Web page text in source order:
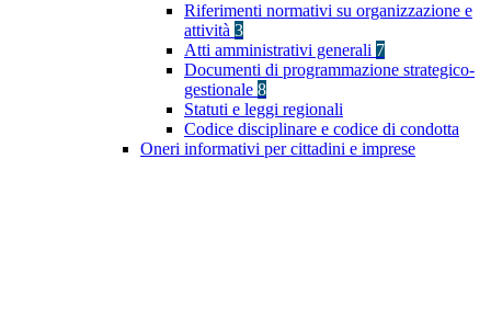
Riferimenti normativi su organizzazione e
attività 3
Atti amministrativi generali 7
Documenti di programmazione strategico-
gestionale 8
Statuti e leggi regionali
Codice disciplinare e codice di condotta
Oneri informativi per cittadini e imprese